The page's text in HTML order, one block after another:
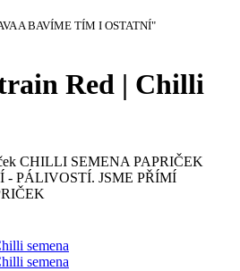
A BAVÍME TÍM I OSTATNÍ"
Red | Chilli
CHILLI SEMENA PAPRIČEK
PÁLIVOSTÍ. JSME PŘÍMÍ